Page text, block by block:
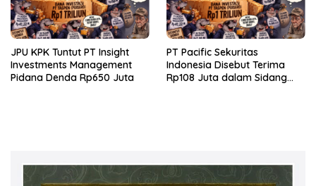
JPU KPK Tuntut PT Insight
Investments Management
Pidana Denda Rp650 Juta
PT Pacific Sekuritas
Indonesia Disebut Terima
Rp108 Juta dalam Sidang